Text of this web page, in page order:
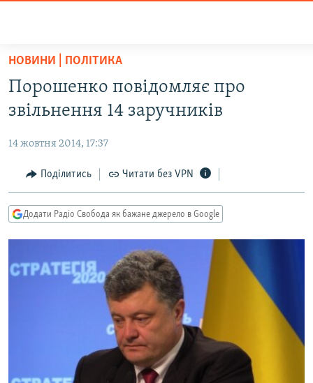
Перейти
основного
матеріалу
до
навігації
Перейти
до
ВСЕ ЗА ДОБУ
ПОЛІТИКА
ЕКОНОМІКА
КУЛЬТУРА
УКРАЇНА
ВІЙНА
РОСІЙСЬКА «ФІЛЬТРАЦІЯ»
КРИМ.РЕАЛІЇ
СХЕМИ
КИТАЙ.ВИКЛИКИ
СПЕЦПРОЄКТИ
НОВИНИ | ПОЛІТИКА
Порошенко повідомляє про
звільнення 14 заручників
14 жовтня 2014, 17:37
Поділитись Читати без VPN
Додати Радіо Свобода як бажане джерело в Google